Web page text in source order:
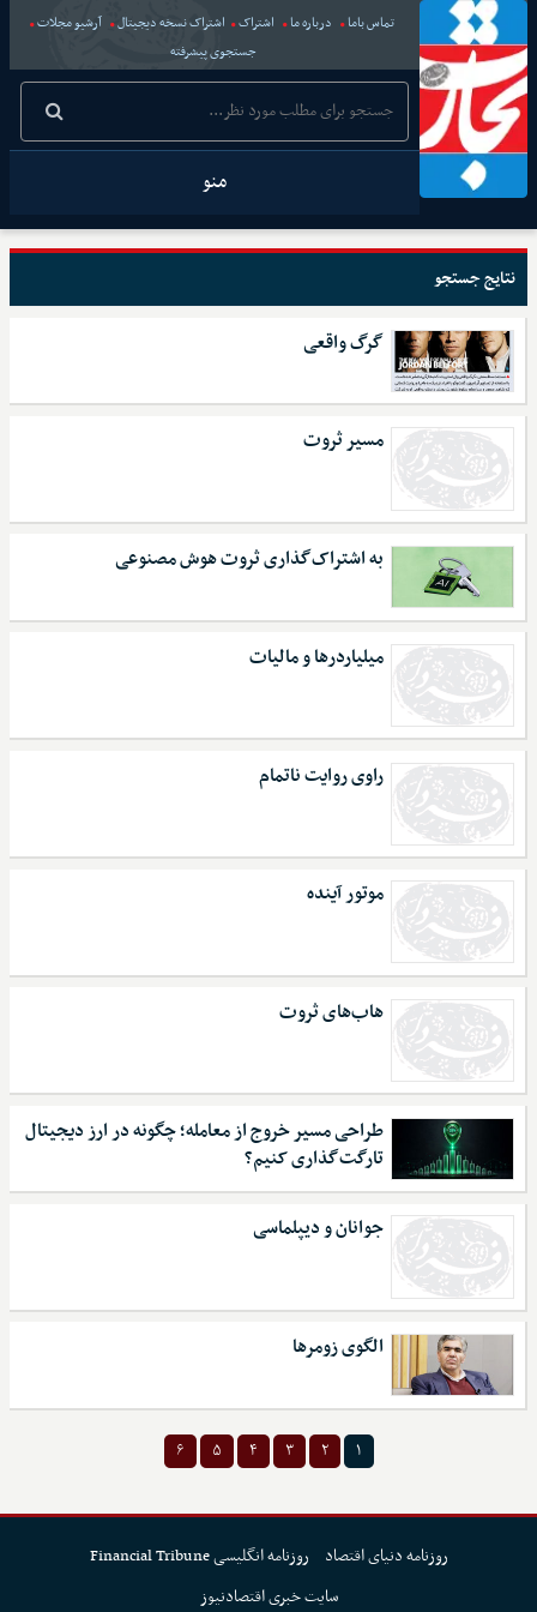
تماس باما درباره ما اشتراک اشتراک نسخه دیجیتال
آرشیو مجلات
جستجوی پیشرفته
منو
نتایج جستجو
گرگ واقعی
مسیر ثروت
به ‌اشتراک‌گذاری ثروت هوش مصنوعی
میلیاردرها و مالیات
راوی روایت ناتمام
موتور آینده
هاب‌های ثروت
طراحی مسیر خروج از معامله؛ چگونه در ارز دیجیتال
تارگت‌گذاری کنیم؟
جوانان و دیپلماسی
الگوی زومرها
۱ ۲ ۳ ۴ ۵ ۶
روزنامه دنیای اقتصاد
روزنامه انگلیسی Financial Tribune
سایت خبری اقتصادنیوز